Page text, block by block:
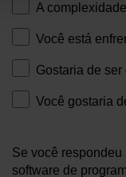
A
Você está
Gostaria de
Você gostaria
Se você
software de